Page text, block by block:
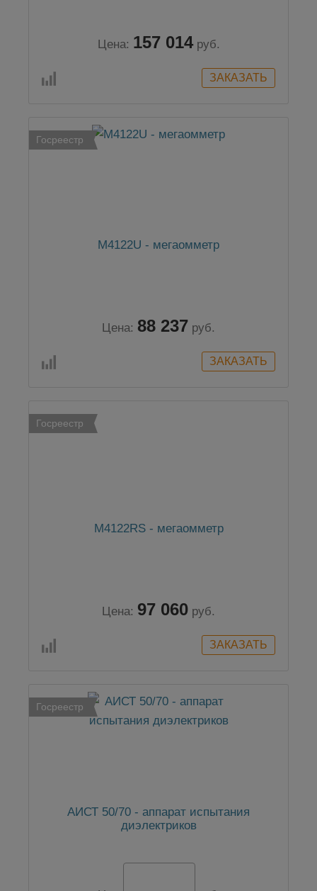
Цена: 157 014 руб.
Госреестр
М4122U - мегаомметр
Цена: 88 237 руб.
Госреестр
М4122RS - мегаомметр
Цена: 97 060 руб.
Госреестр
АИСТ 50/70 - аппарат испытания
диэлектриков